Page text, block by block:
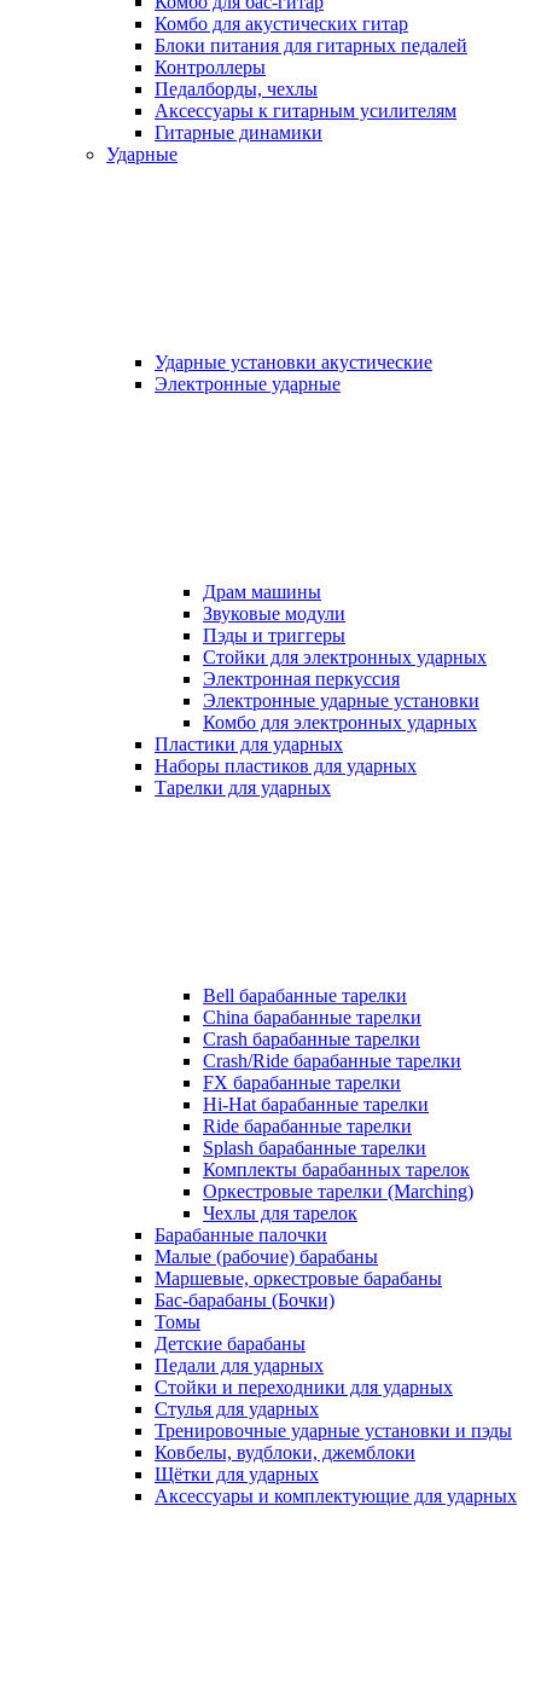
Комбо для акустических гитар
Блоки питания для гитарных педалей
Контроллеры
Педалборды, чехлы
Аксеcсуары к гитарным усилителям
Гитарные динамики
Ударные
Ударные установки акустические
Электронные ударные
Драм машины
Звуковые модули
Пэды и триггеры
Стойки для электронных ударных
Электронная перкуссия
Электронные ударные установки
Комбо для электронных ударных
Пластики для ударных
Наборы пластиков для ударных
Тарелки для ударных
Bell барабанные тарелки
China барабанные тарелки
Crash барабанные тарелки
Crash/Ride барабанные тарелки
FX барабанные тарелки
Hi-Hat барабанные тарелки
Ride барабанные тарелки
Splash барабанные тарелки
Комплекты барабанных тарелок
Оркестровые тарелки (Marching)
Чехлы для тарелок
Барабанные палочки
Малые (рабочие) барабаны
Маршевые, оркестровые барабаны
Бас-барабаны (Бочки)
Томы
Детские барабаны
Педали для ударных
Стойки и переходники для ударных
Стулья для ударных
Тренировочные ударные установки и пэды
Ковбелы, вудблоки, джемблоки
Щётки для ударных
Аксесcуары и комплектующие для ударных